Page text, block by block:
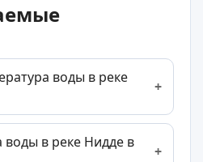
воды в реке
воды в реке Нидде в